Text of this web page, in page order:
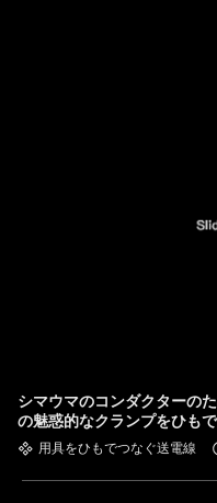
シマウマのコンダクターの
の魅惑的なクランプをひも
用具をひもでつなぐ送電線